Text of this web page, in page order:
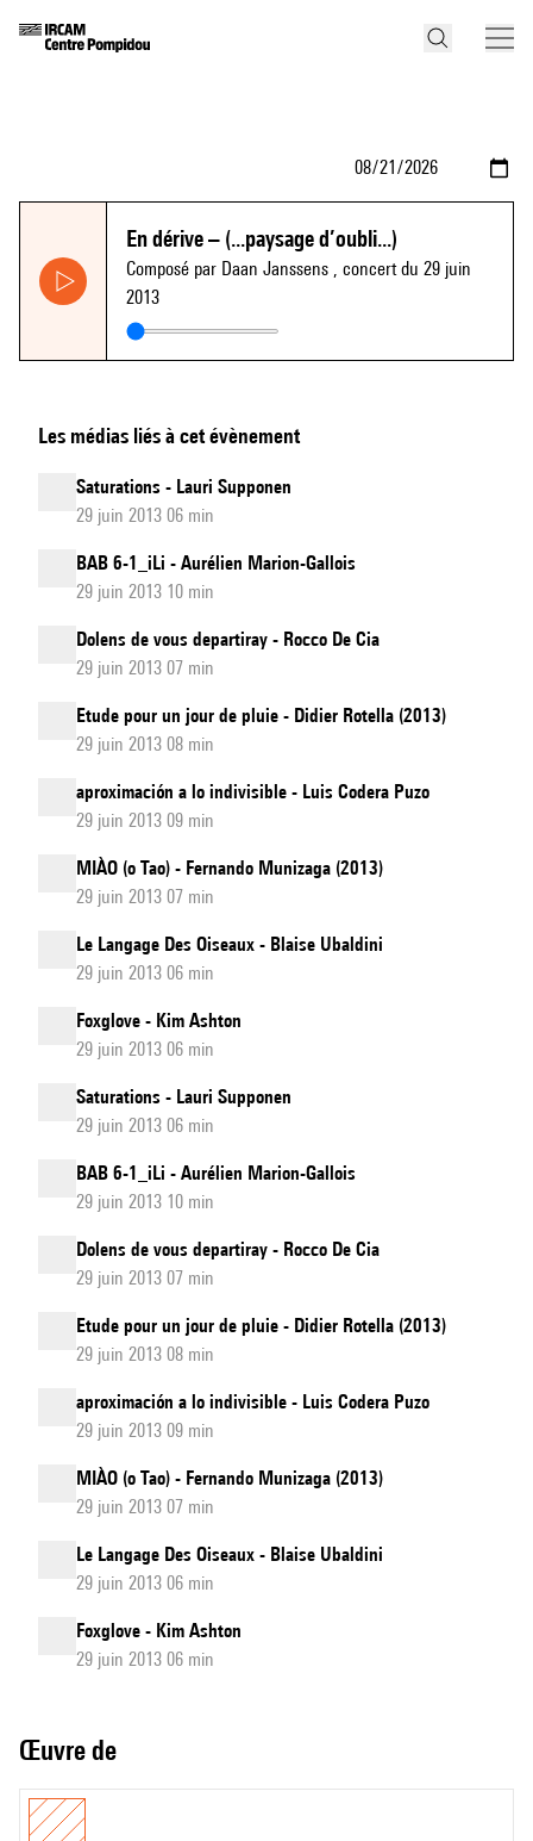
En dérive – (...paysage d’oubli...)
Composé par Daan Janssens , concert du 29 juin
2013
Les médias liés à cet évènement
Saturations - Lauri Supponen
29 juin 2013 06 min
BAB 6-1_iLi - Aurélien Marion-Gallois
29 juin 2013 10 min
Dolens de vous departiray - Rocco De Cia
29 juin 2013 07 min
Etude pour un jour de pluie - Didier Rotella (2013)
29 juin 2013 08 min
aproximación a lo indivisible - Luis Codera Puzo
29 juin 2013 09 min
MIÀO (o Tao) - Fernando Munizaga (2013)
29 juin 2013 07 min
Le Langage Des Oiseaux - Blaise Ubaldini
29 juin 2013 06 min
Foxglove - Kim Ashton
29 juin 2013 06 min
Saturations - Lauri Supponen
29 juin 2013 06 min
BAB 6-1_iLi - Aurélien Marion-Gallois
29 juin 2013 10 min
Dolens de vous departiray - Rocco De Cia
29 juin 2013 07 min
Etude pour un jour de pluie - Didier Rotella (2013)
29 juin 2013 08 min
aproximación a lo indivisible - Luis Codera Puzo
29 juin 2013 09 min
MIÀO (o Tao) - Fernando Munizaga (2013)
29 juin 2013 07 min
Le Langage Des Oiseaux - Blaise Ubaldini
29 juin 2013 06 min
Foxglove - Kim Ashton
29 juin 2013 06 min
Œuvre de